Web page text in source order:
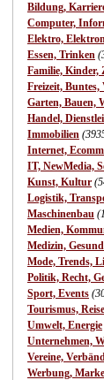
Bildung,
Computer,
Elektro,
Essen, Trinken
Familie, Kinder,
Freizeit, Buntes,
Garten, Bauen,
Handel,
Immobilien
Internet,
IT, NewMedia,
Kunst, Kultur
Logistik,
Maschinenbau
Medien,
Medizin,
Mode, Trends,
Politik, Recht,
Sport, Events
Tourismus,
Umwelt, Energie
Unternehmen,
Vereine,
Werbung,